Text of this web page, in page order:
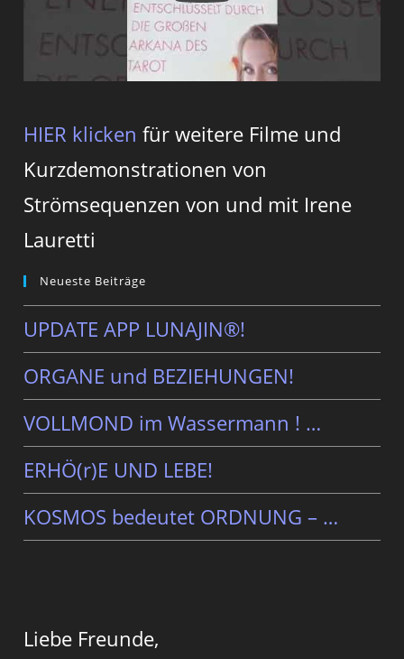
HIER klicken für weitere Filme und
Kurzdemonstrationen von
Strömsequenzen von und mit Irene
Lauretti
Neueste Beiträge
UPDATE APP LUNAJIN®!
ORGANE und BEZIEHUNGEN!
VOLLMOND im Wassermann ! …
ERHÖ(r)E UND LEBE!
KOSMOS bedeutet ORDNUNG – …
Liebe Freunde,